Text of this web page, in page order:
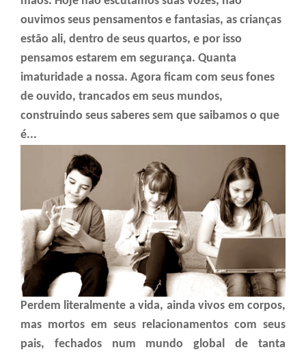
ouvimos seus pensamentos e fantasias, as crianças
estão ali, dentro de seus quartos, e por isso
pensamos estarem em segurança. Quanta
imaturidade a nossa. Agora ficam com seus fones
de ouvido, trancados em seus mundos,
construindo seus saberes sem que saibamos o que
é...
Perdem literalmente a vida, ainda vivos em corpos,
mas mortos em seus relacionamentos com seus
pais, fechados num mundo global de tanta